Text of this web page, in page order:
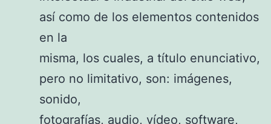
así como de los elementos contenidos
en la
misma, los cuales, a título enunciativo,
pero no limitativo, son: imágenes,
sonido,
fotografías, audio, vídeo, software,